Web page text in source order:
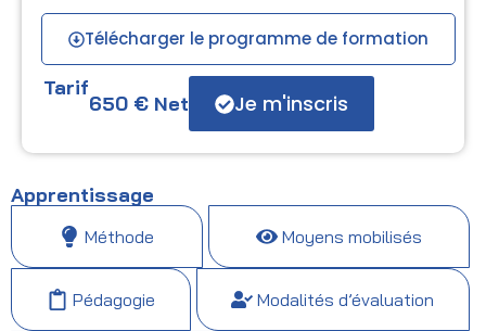
Télécharger le programme de formation
Tarif
650 € Net Je m'inscris
Apprentissage
Méthode Moyens mobilisés
Pédagogie Modalités d’évaluation